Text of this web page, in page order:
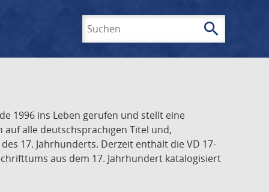
search
1996 ins Leben gerufen und stellt eine
alle deutschsprachigen Titel und,
17. Jahrhunderts. Derzeit enthält die VD 17-
aus dem 17. Jahrhundert katalogisiert